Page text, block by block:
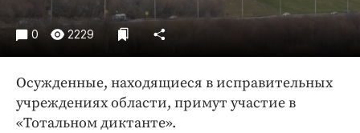
Праздники
Происшествия
Спорт
Экономика и бизнес
ПРОЕКТЫ
0 2229
Осужденные, находящиеся в исправительных
учреждениях области, примут участие в
«Тотальном диктанте».